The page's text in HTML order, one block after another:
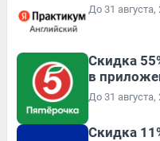
До 31 августа,
Скидка
в
До 31 августа,
Скидка